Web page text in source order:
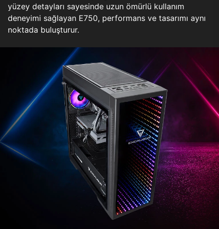
yüzey detayları sayesinde uzun ömürlü kullanım
deneyimi sağlayan E750, performans ve tasarımı aynı
noktada buluşturur.